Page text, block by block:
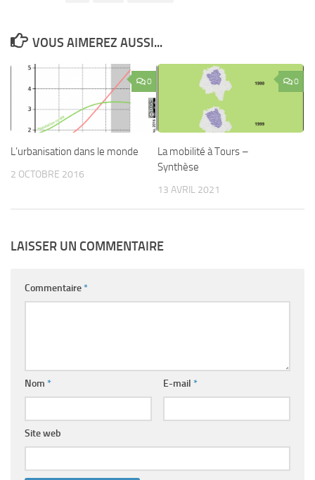
VOUS AIMEREZ AUSSI...
0
L’urbanisation dans le monde
2 OCTOBRE 2016
0
La mobilité à Tours –
Synthèse
13 AVRIL 2021
LAISSER UN COMMENTAIRE
Commentaire*
Nom * E-mail *
Site web